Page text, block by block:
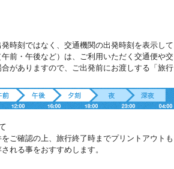
時刻ではなく、交通機関の出発時刻を表示して
前・午後など）は、ご利用いただく交通便や交
がありますので、ご出発前にお渡しする「旅行
ご確認の上、旅行終了時までプリントアウトも
れる事をおすすめします。